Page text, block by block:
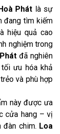
Phát là sự
đang tìm kiếm
hiệu quả cao
nghiệm trong
đã nghiên
tối ưu hóa khả
và phù hợp
này được ưa
cửa hang – vị
chim. Loa